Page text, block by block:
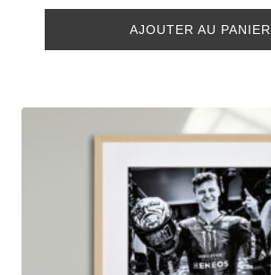
AJOUTER AU PANIER